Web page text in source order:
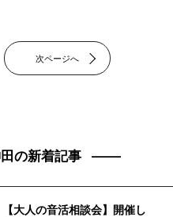
次ページへ
の新着記事
【大人の音活相談会】開催し